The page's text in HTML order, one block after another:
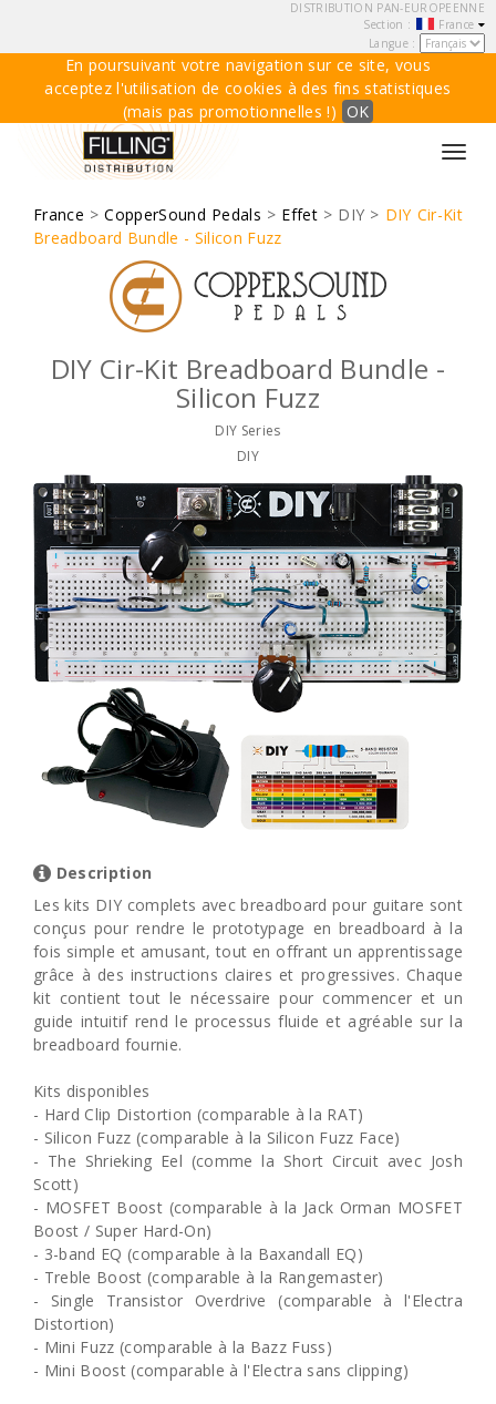
DISTRIBUTION PAN-EUROPEENNE
Section :
France
Langue :
En poursuivant votre navigation sur ce site, vous
acceptez l'utilisation de cookies à des fins statistiques
(mais pas promotionnelles !) OK
France >CopperSound Pedals > Effet > DIY > DIY Cir-Kit
Breadboard Bundle - Silicon Fuzz
DIY Cir-Kit Breadboard Bundle -
Silicon Fuzz
DIY Series
DIY
Description
Les kits DIY complets avec breadboard pour guitare sont
conçus pour rendre le prototypage en breadboard à la
fois simple et amusant, tout en offrant un apprentissage
grâce à des instructions claires et progressives. Chaque
kit contient tout le nécessaire pour commencer et un
guide intuitif rend le processus fluide et agréable sur la
breadboard fournie.
Kits disponibles
- Hard Clip Distortion (comparable à la RAT)
- Silicon Fuzz (comparable à la Silicon Fuzz Face)
- The Shrieking Eel (comme la Short Circuit avec Josh
Scott)
- MOSFET Boost (comparable à la Jack Orman MOSFET
Boost / Super Hard-On)
- 3-band EQ (comparable à la Baxandall EQ)
- Treble Boost (comparable à la Rangemaster)
- Single Transistor Overdrive (comparable à l'Electra
Distortion)
- Mini Fuzz (comparable à la Bazz Fuss)
- Mini Boost (comparable à l'Electra sans clipping)